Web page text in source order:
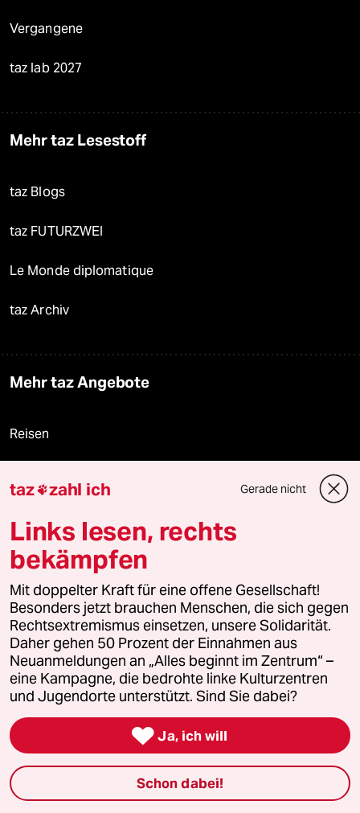
Vergangene
taz lab 2027
Mehr taz Lesestoff
taz Blogs
taz FUTURZWEI
Le Monde diplomatique
taz Archiv
Mehr taz Angebote
Reisen
Anzeigen
Fragen & Hilfe
Feedback
ePaper Login
Downloads für Abonnierende
taz zahl ich Gerade nicht
Links lesen, rechts
bekämpfen
Mit doppelter Kraft für eine offene Gesellschaft!
Besonders jetzt brauchen Menschen, die sich gegen
Rechtsextremismus einsetzen, unsere Solidarität.
Daher gehen 50 Prozent der Einnahmen aus
Neuanmeldungen an „Alles beginnt im Zentrum“ –
eine Kampagne, die bedrohte linke Kulturzentren
und Jugendorte unterstützt. Sind Sie dabei?
 Ja, ich will
Schon dabei!